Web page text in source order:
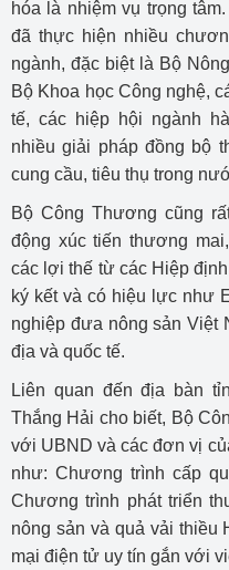
hóa là nhiệm vụ trọng
đã thực hiện nhiều
ngành, đặc biệt là Bộ
Bộ Khoa học Công nghệ,
tế, các hiệp hội ngành
nhiều giải pháp đồng bộ
cung cầu, tiêu thụ trong
Bộ Công Thương cũng
động xúc tiến thương
các lợi thế từ các Hiệp
ký kết và có hiệu lực như
nghiệp đưa nông sản Việt
địa và quốc tế.
Liên quan đến địa bàn
Thắng Hải cho biết, Bộ
với UBND và các đơn vị
như: Chương trình cấp
Chương trình phát triển
nông sản và quả vải
mại điện tử uy tín gắn với